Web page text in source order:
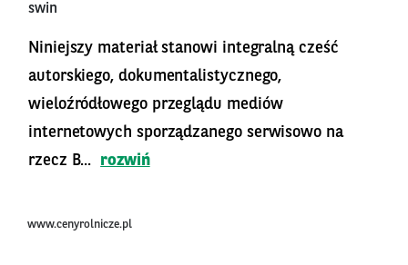
swin
Niniejszy materiał stanowi integralną cześć
autorskiego, dokumentalistycznego,
wieloźródłowego przeglądu mediów
internetowych sporządzanego serwisowo na
rzecz B...
rozwiń
www.cenyrolnicze.pl